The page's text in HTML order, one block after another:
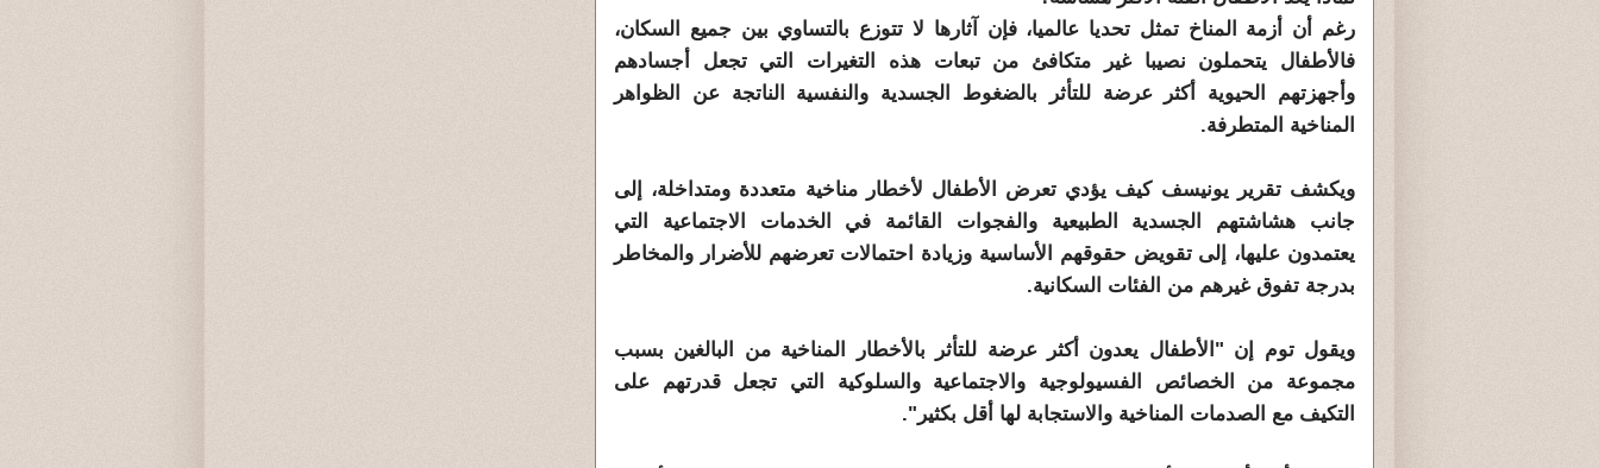
رغم أن أزمة المناخ تمثل تحديا عالميا، فإن آثارها لا تتوزع بالتساوي بين جميع السكان،
فالأطفال يتحملون نصيبا غير متكافئ من تبعات هذه التغيرات التي تجعل أجسادهم
وأجهزتهم الحيوية أكثر عرضة للتأثر بالضغوط الجسدية والنفسية الناتجة عن الظواهر
المناخية المتطرفة.
ويكشف تقرير يونيسف كيف يؤدي تعرض الأطفال لأخطار مناخية متعددة ومتداخلة، إلى
جانب هشاشتهم الجسدية الطبيعية والفجوات القائمة في الخدمات الاجتماعية التي
يعتمدون عليها، إلى تقويض حقوقهم الأساسية وزيادة احتمالات تعرضهم للأضرار والمخاطر
بدرجة تفوق غيرهم من الفئات السكانية.
ويقول توم إن "الأطفال يعدون أكثر عرضة للتأثر بالأخطار المناخية من البالغين بسبب
مجموعة من الخصائص الفسيولوجية والاجتماعية والسلوكية التي تجعل قدرتهم على
التكيف مع الصدمات المناخية والاستجابة لها أقل بكثير".